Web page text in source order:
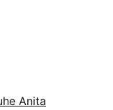
Anita